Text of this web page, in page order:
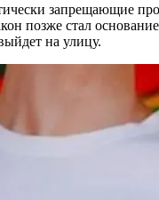
запрещающие
позже стал
на улицу.